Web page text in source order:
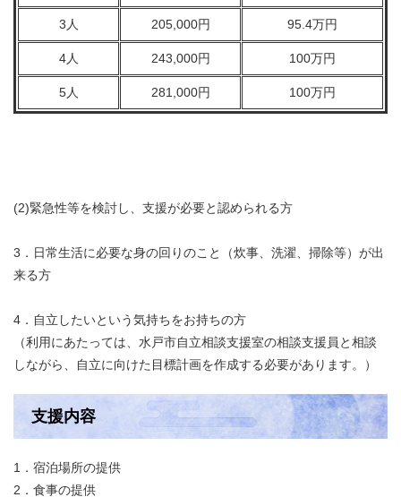
3人 205,000円 95.4万円
4人 243,000円 100万円
5人 281,000円 100万円
(2)緊急性等を検討し、支援が必要と認められる方
3．日常生活に必要な身の回りのこと（炊事、洗濯、掃除等）が出
来る方
4．自立したいという気持ちをお持ちの方
（利用にあたっては、水戸市自立相談支援室の相談支援員と相談
しながら、自立に向けた目標計画を作成する必要があります。）
支援内容
1．宿泊場所の提供
2．食事の提供